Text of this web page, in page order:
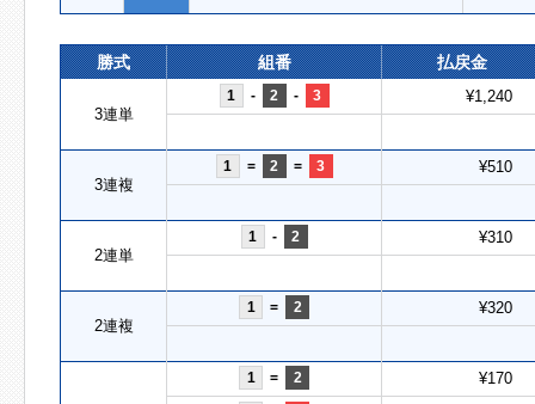
勝式 組番 払戻金
3連単
1 - 2 - 3 ¥1,240
3連複
1 = 2 = 3 ¥510
2連単
1 - 2 ¥310
2連複
1 = 2 ¥320
1 = 2 ¥170